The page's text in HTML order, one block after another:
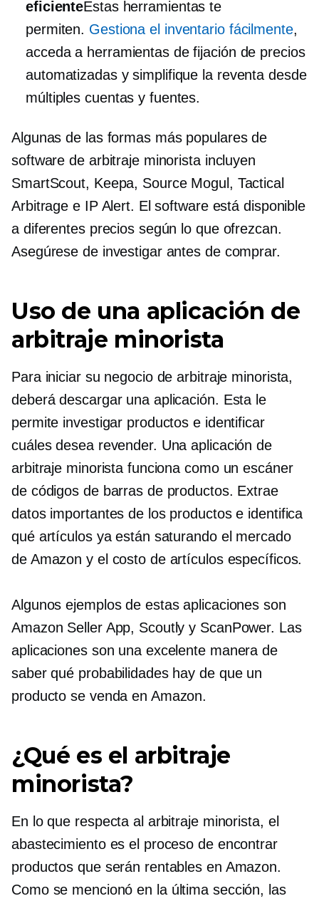
eficienteEstas herramientas te
permiten. Gestiona el inventario fácilmente,
acceda a herramientas de fijación de precios
automatizadas y simplifique la reventa desde
múltiples cuentas y fuentes.
Algunas de las formas más populares de
software de arbitraje minorista incluyen
SmartScout, Keepa, Source Mogul, Tactical
Arbitrage e IP Alert. El software está disponible
a diferentes precios según lo que ofrezcan.
Asegúrese de investigar antes de comprar.
Uso de una aplicación de
arbitraje minorista
Para iniciar su negocio de arbitraje minorista,
deberá descargar una aplicación. Esta le
permite investigar productos e identificar
cuáles desea revender. Una aplicación de
arbitraje minorista funciona como un escáner
de códigos de barras de productos. Extrae
datos importantes de los productos e identifica
qué artículos ya están saturando el mercado
de Amazon y el costo de artículos específicos.
Algunos ejemplos de estas aplicaciones son
Amazon Seller App, Scoutly y ScanPower. Las
aplicaciones son una excelente manera de
saber qué probabilidades hay de que un
producto se venda en Amazon.
¿Qué es el arbitraje
minorista?
En lo que respecta al arbitraje minorista, el
abastecimiento es el proceso de encontrar
productos que serán rentables en Amazon.
Como se mencionó en la última sección, las